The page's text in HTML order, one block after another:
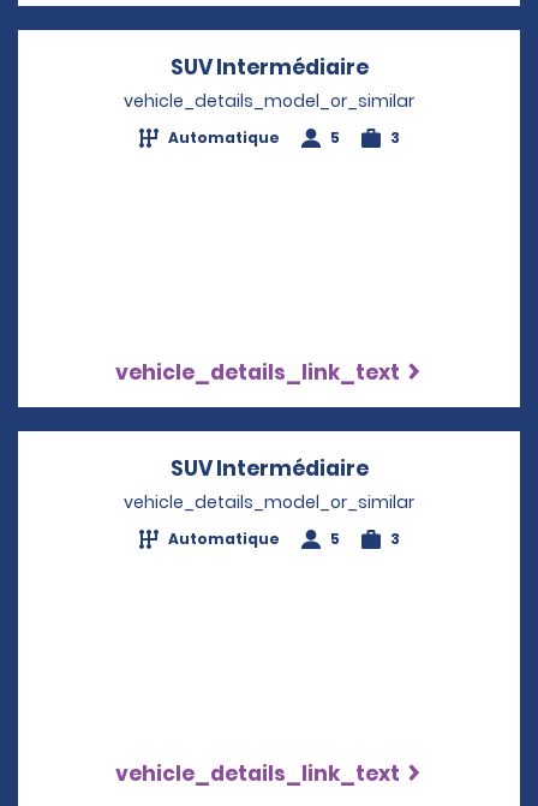
SUV IntermédiaireOpens in a
vehicle_details_model_or_similar
Automatique 5 3
vehicle_details_link_text
SUV IntermédiaireOpens in a
vehicle_details_model_or_similar
Automatique 5 3
vehicle_details_link_text